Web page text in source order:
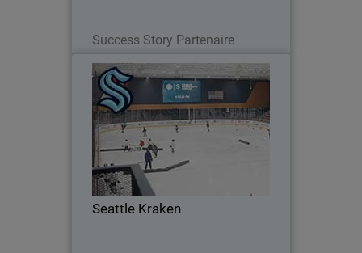
Success Story Partenaire
Seattle Kraken
Seattle Kraken
Le Kraken de Seattle adopte une
cyberdéfense plus robuste grâce à
WatchGuard Unified Security Platform®